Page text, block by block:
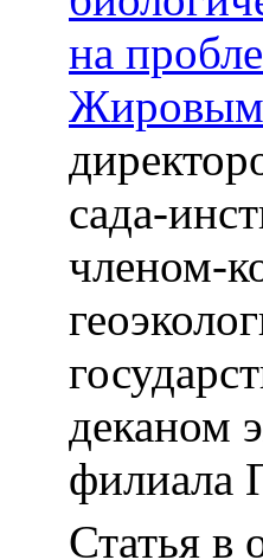
на
Жировым
сада-
членом-
деканом
филиала
Статья в